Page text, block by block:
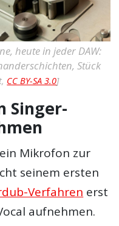
heute in jeder DAW:
Stück
CC BY-SA 3.0]
Singer-
Mikrofon zur
seinem ersten
Verfahren erst
aufnehmen.